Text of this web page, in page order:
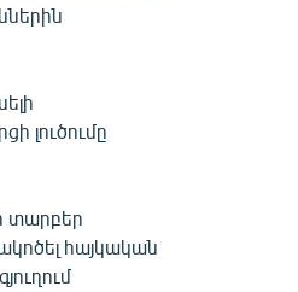
լուծումը
տարբեր
հայկական